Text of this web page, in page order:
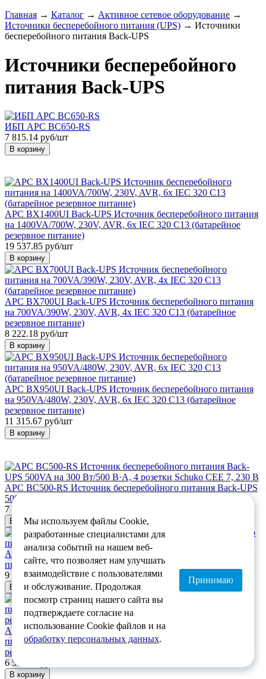
Главная → Каталог → Активное сетевое оборудование →
Источники бесперебойного питания (UPS) → Источники
бесперебойного питания Back-UPS
Источники бесперебойного
питания Back-UPS
ИБП APC BC650-RS
7 815.14 руб/шт
В корзину
APC BX1400UI Back-UPS Источник бесперебойного питания
на 1400VA/700W, 230V, AVR, 6x IEC 320 C13 (батарейное
резервное питание)
19 537.85 руб/шт
В корзину
APC BX700UI Back-UPS Источник бесперебойного питания
на 700VA/390W, 230V, AVR, 4x IEC 320 C13 (батарейное
резервное питание)
8 222.18 руб/шт
В корзину
APC BX950UI Back-UPS Источник бесперебойного питания
на 950VA/480W, 230V, AVR, 6x IEC 320 C13 (батарейное
резервное питание)
11 315.67 руб/шт
В корзину
APC BC500-RS Источник бесперебойного питания Back-UPS
500VA на 300 Вт/500 В·А, 4 розетки Schuko CEE 7, 230 В
7 001.06 руб/шт
В корзину
APC BX650CI-RS Back-UPS RS Источник бесперебойного
питания на 650VA/390W, 230V (замена BR650CI-RS)
9 606.11 руб/шт
В корзину
APC BX500CI Back-UPS RS Источник бесперебойного
питания на 500VA/300W, IEC 320 C13x3 (батарейное
резервное питание)
6 594.02 руб/шт
В корзину
Мы используем файлы Cookie,
разработанные специалистами для
анализа событий на нашем веб-
сайте, что позволяет нам улучшать
взаимодействие с пользователями
и обслуживание. Продолжая
посмотр страниц нашего сайта вы
подтверждаете согласие на
использование Cookie файлов и на
обработку персональных данных.
Принимаю